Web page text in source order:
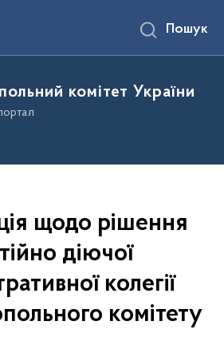
Пошук
комітет України
щодо рішення
діючої
колегії
комітету